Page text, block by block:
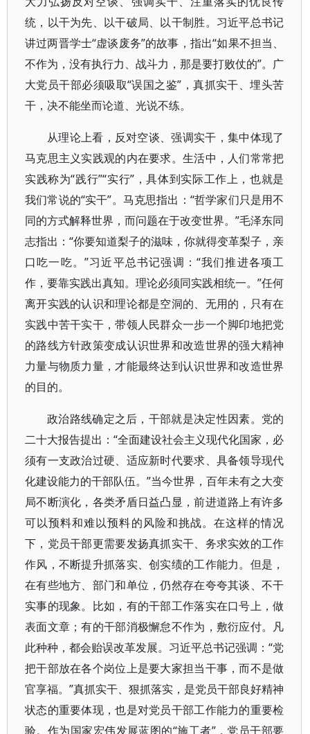
统，以干为先、以干破局、以干制胜。习近平总书记
讲过两晋学士“虚谈废务”的故事，指出“如果不担当、
不作为，没有执行力、战斗力，那是要打败仗的”。广
大党员干部必须吸取“误国之鉴”，真抓实干、埋头苦
干，决不能坐而论道、光说不练。
从理论上看，反对空谈、强调实干，集中体现了
马克思主义实践观的内在要求。生活中，人们常常把
实践称为“践行”“实行”，具体到实际工作上，也就是
我们常说的“实干”。马克思指出：“哲学家们只是用不
同的方式解释世界，而问题在于改变世界。”毛泽东同
志指出：“你要知道梨子的滋味，你就得变革梨子，亲
口吃一吃。”习近平总书记强调：“我们推进各项工
作，要靠实践出真知。理论必须同实践相统一。”任何
离开实践的认识和理论都是空洞的、无用的，只有在
实践中苦干实干，带领人民群众一步一个脚印地把党
的路线方针政策变成认识世界和改造世界的强大精神
力量与物质力量，才能最终达到认识世界和改造世界
的目的。
政治路线确定之后，干部就是决定性因素。党的
二十大报告提出：“全面建设社会主义现代化国家，必
须有一支政治过硬、适应新时代要求、具备领导现代
化建设能力的干部队伍。”当今世界，百年未有之大变
局不断演化，各类矛盾日益凸显，前进道路上有许多
可以预料和难以预料的风险和挑战。在这样的情况
下，党员干部更需要发扬真抓实干、务求实效的工作
作风，不断提升抓落实、创实绩的工作能力。但是，
在有些地方、部门和单位，仍然存在夸夸其谈、不干
实事的现象。比如，有的干部工作落实在口号上，做
表面文章；有的干部消极懈怠不作为，敷衍应付。凡
此种种，都会贻误改革发展。习近平总书记强调：“党
把干部放在各个岗位上是要大家担当干事，而不是做
官享福。”真抓实干、狠抓落实，是党员干部良好精神
状态的重要体现，也是对党员干部工作能力的重要检
验。作为国家宏伟发展蓝图的“施工者”，党员干部要